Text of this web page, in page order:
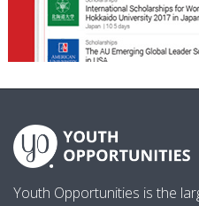
Youth Opportunities is the